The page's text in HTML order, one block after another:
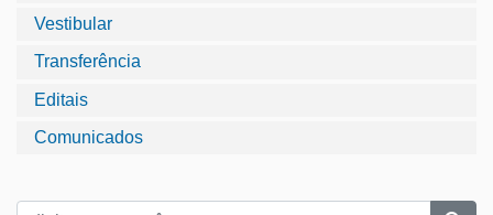
Vestibular
Transferência
Editais
Comunicados